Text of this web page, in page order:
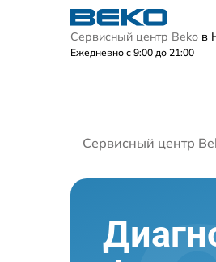
Сервисный центр Beko в
Ежедневно с 9:00 до 21:00
Сервисный центр